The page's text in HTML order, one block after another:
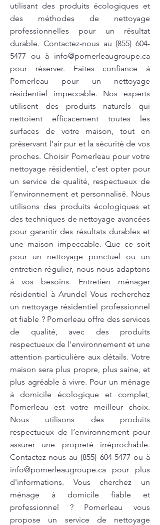
utilisant des produits écologiques et
des méthodes de nettoyage
professionnelles pour un résultat
durable. Contactez-nous au (855) 604-
5477 ou à info@pomerleaugroupe.ca
pour réserver. Faites confiance à
Pomerleau pour un nettoyage
résidentiel impeccable. Nos experts
utilisent des produits naturels qui
nettoient efficacement toutes les
surfaces de votre maison, tout en
préservant l’air pur et la sécurité de vos
proches. Choisir Pomerleau pour votre
nettoyage résidentiel, c’est opter pour
un service de qualité, respectueux de
l’environnement et personnalisé. Nous
utilisons des produits écologiques et
des techniques de nettoyage avancées
pour garantir des résultats durables et
une maison impeccable. Que ce soit
pour un nettoyage ponctuel ou un
entretien régulier, nous nous adaptons
à vos besoins. Entretien ménager
résidentiel à Arundel Vous recherchez
un nettoyage résidentiel professionnel
et fiable ? Pomerleau offre des services
de qualité, avec des produits
respectueux de l'environnement et une
attention particulière aux détails. Votre
maison sera plus propre, plus saine, et
plus agréable à vivre. Pour un ménage
à domicile écologique et complet,
Pomerleau est votre meilleur choix.
Nous utilisons des produits
respectueux de l’environnement pour
assurer une propreté irréprochable.
Contactez-nous au (855) 604-5477 ou à
info@pomerleaugroupe.ca pour plus
d'informations. Vous cherchez un
ménage à domicile fiable et
professionnel ? Pomerleau vous
propose un service de nettoyage